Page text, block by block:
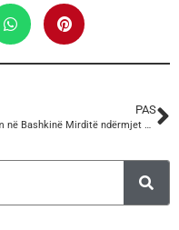
PAS
Takim në Bashkinë Mirditë ndërmjet Delegacionit Austriak nga ÖGB dhe Lidershipit të KSSH-së.